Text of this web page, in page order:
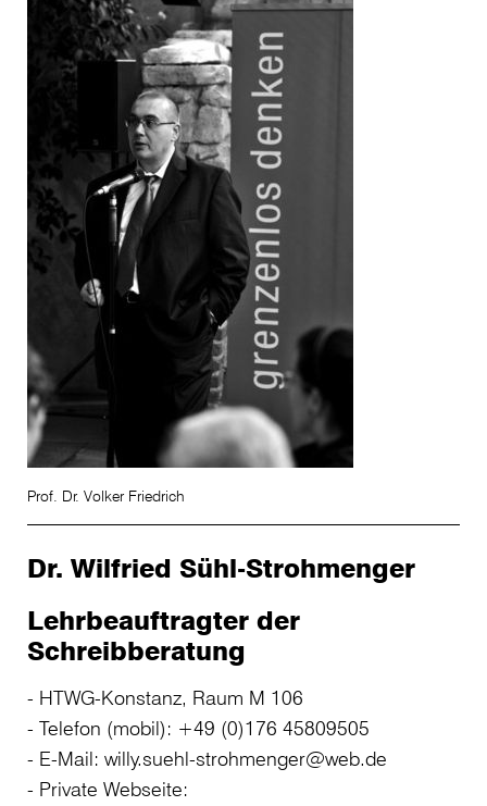
Prof. Dr. Volker Friedrich
Dr. Wilfried Sühl-Strohmenger
Lehrbeauftragter der
Schreibberatung
HTWG-Konstanz, Raum M 106
Telefon (mobil): +49 (0)176 45809505
E-Mail: willy.suehl-strohmenger@web.de
Private Webseite: